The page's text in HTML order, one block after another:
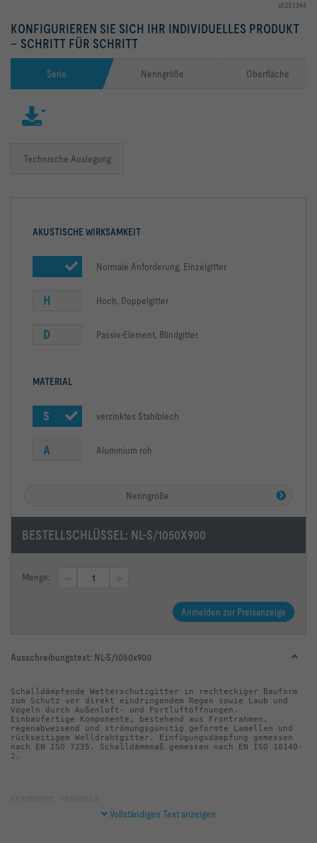
v2.23.1.344
KONFIGURIEREN SIE SICH IHR INDIVIDUELLES PRODUKT
– SCHRITT FÜR SCHRITT
Serie Nenngröße Oberfläche
Technische Auslegung
AKUSTISCHE WIRKSAMKEIT
Normale Anforderung, Einzelgitter
H Hoch, Doppelgitter
D Passiv-Element, Blindgitter
MATERIAL
S verzinktes Stahlblech
A Aluminium roh
Nenngröße
BESTELLSCHLÜSSEL: NL-S/1050X900
Menge:
Anmelden zur Preisanzeige
Ausschreibungstext: NL-S/1050x900
Schalldämpfende Wetterschutzgitter in rechteckiger Bauform
zum Schutz vor direkt eindringendem Regen sowie Laub und
Vögeln durch Außenluft- und Fortluftöffnungen.
Einbaufertige Komponente, bestehend aus Frontrahmen,
regenabweisend und strömungsgünstig geformte Lamellen und
rückseitigem Welldrahtgitter. Einfügungsdämpfung gemessen
nach EN ISO 7235. Schalldämmmaß gemessen nach EN ISO 10140-
2.
-   Zwei Bautiefen für normale und hohe akustische
Vollständigen Text anzeigen